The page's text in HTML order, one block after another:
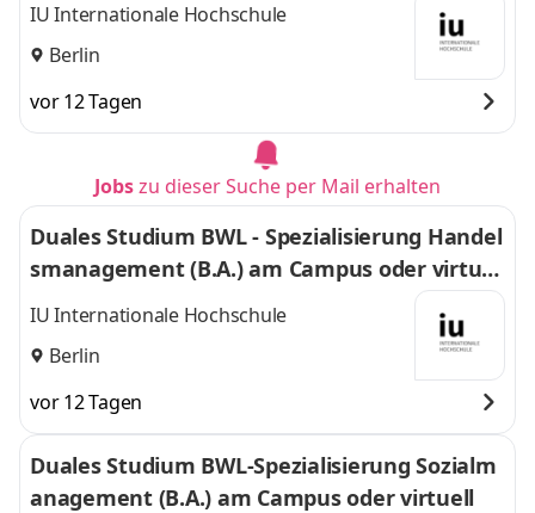
IU Internationale Hochschule
Berlin
vor 12 Tagen
Jobszu dieser Suche per Mail erhalten
Duales Studium BWL - Spezialisierung Handel
smanagement (B.A.) am Campus oder virtuel
l
IU Internationale Hochschule
Berlin
vor 12 Tagen
Duales Studium BWL-Spezialisierung Sozialm
anagement (B.A.) am Campus oder virtuell